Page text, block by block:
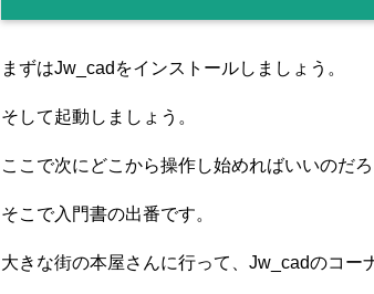
まずはJw_cadをインストールしましょう。
そして起動しましょう。
ここで次にどこから操作し始めればいいのだ
そこで入門書の出番です。
大きな街の本屋さんに行って、Jw_cadのコー